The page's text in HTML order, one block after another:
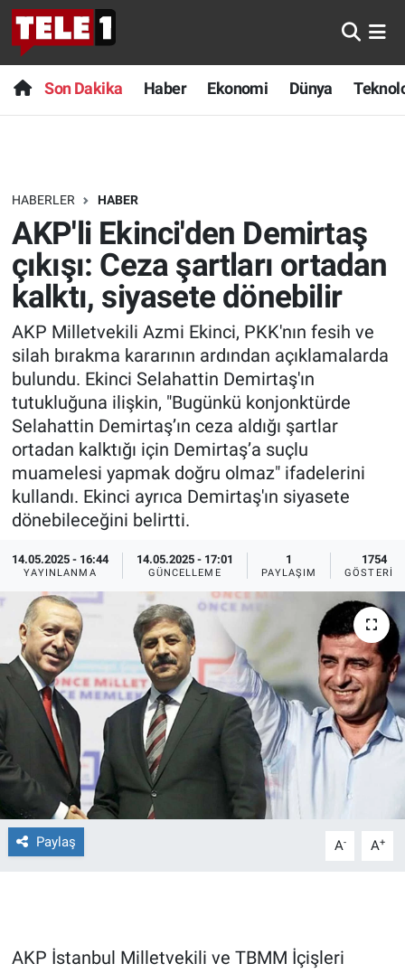
Son Dakika Haber Ekonomi Dünya
HABERLER HABER
AKP'li Ekinci'den Demirtaş
çıkışı: Ceza şartları ortadan
kalktı, siyasete dönebilir
AKP Milletvekili Azmi Ekinci, PKK'nın fesih ve
silah bırakma kararının ardından açıklamalarda
bulundu. Ekinci Selahattin Demirtaş'ın
tutukluğuna ilişkin, "Bugünkü konjonktürde
Selahattin Demirtaş’ın ceza aldığı şartlar
ortadan kalktığı için Demirtaş’a suçlu
muamelesi yapmak doğru olmaz" ifadelerini
kullandı. Ekinci ayrıca Demirtaş'ın siyasete
dönebileceğini belirtti.
14.05.2025 - 16:44
YAYINLANMA
14.05.2025 - 17:01
GÜNCELLEME
1
PAYLAŞIM
1754
GÖSTERIM
Paylaş A- A+
AKP İstanbul Milletvekili ve TBMM İçişleri
Anında Manşet
Başka Sohbetler
Bilim turu
Bilim ve Teknoloji Evreni
Doğa Konuşuyor
Dünya
Ege Saati
Ege'den Esintiler
Eğitim
Eğlence
Ekonomi
Forum
Gerçeğin İzinde
Gün Başlıyor
Gün Bitiyor
Gün Ortası
Gündem Özel
Haber
Son Dakika
Haber
Dünya
Teknoloji
Sağlık
Spor
Yayın Akışı
İletişim
Nöbetçi Eczaneler
Hava Durumu
Trafik Durumu
Süper Lig Puan Durumu ve Fikstür
Tüm Manşetler
Son Dakika Haberleri
Haber Arşivi